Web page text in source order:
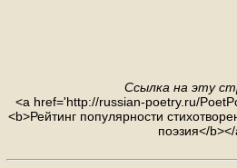
Ссылка на эту
<a href='http://russian-poetry.ru/
<b>Рейтинг популярности
поэзия</